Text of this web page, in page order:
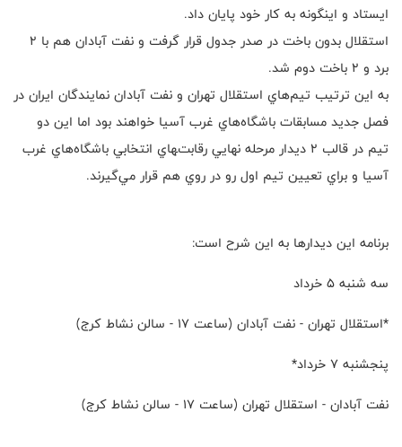
ايستاد و اينگونه به كار خود پايان داد.
استقلال بدون باخت در صدر جدول قرار گرفت و نفت آبادان هم با ٢
برد و ٢ باخت دوم شد.
به اين ترتيب تيم‌هاي استقلال تهران و نفت آبادان نمايندگان ايران در
فصل جديد مسابقات باشگاه‌هاي غرب آسيا خواهند بود اما اين دو
تيم در قالب ٢ ديدار مرحله نهايي رقابت‌‍هاي انتخابي باشگاه‌هاي غرب
آسيا و براي تعيين تيم اول رو در روي هم قرار مي‌گيرند.
برنامه اين ديدارها به اين شرح است:
سه شنبه ٥ خرداد
*استقلال تهران - نفت آبادان (ساعت ١٧ - سالن نشاط كرج)
پنجشنبه ٧ خرداد*
نفت آبادان - استقلال تهران (ساعت ١٧ - سالن نشاط كرج)